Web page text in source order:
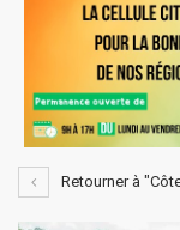
Retourner à